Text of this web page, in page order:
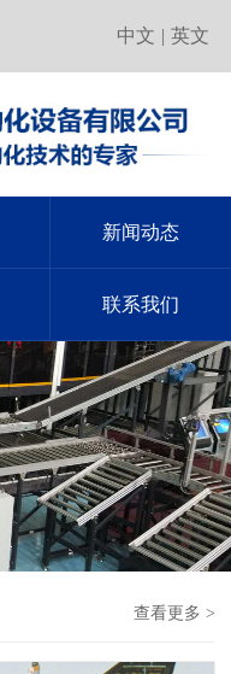
中文 | 英文
新闻动态
联系我们
查看更多 >